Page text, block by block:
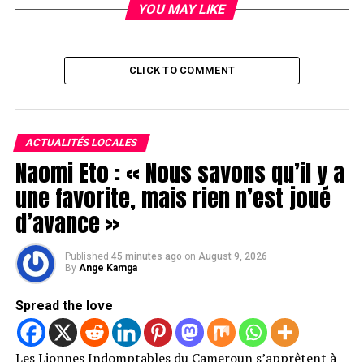
YOU MAY LIKE
CLICK TO COMMENT
ACTUALITÉS LOCALES
Naomi Eto : « Nous savons qu’il y a
une favorite, mais rien n’est joué
d’avance »
Published 45 minutes ago on August 9, 2026
By Ange Kamga
Spread the love
Les Lionnes Indomptables du Cameroun s’apprêtent à